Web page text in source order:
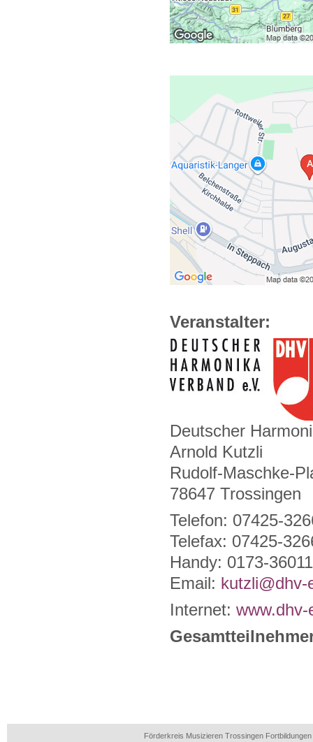
Veranstalter:
Deutscher
Arnold Kutzli
Rudolf-Maschke-
78647 Trossingen
Telefon: 07425-
Telefax: 07425-
Handy: 0173-
Email: kutzli@dhv-
Internet: www.dhv-
Förderkreis Musizieren Trossingen